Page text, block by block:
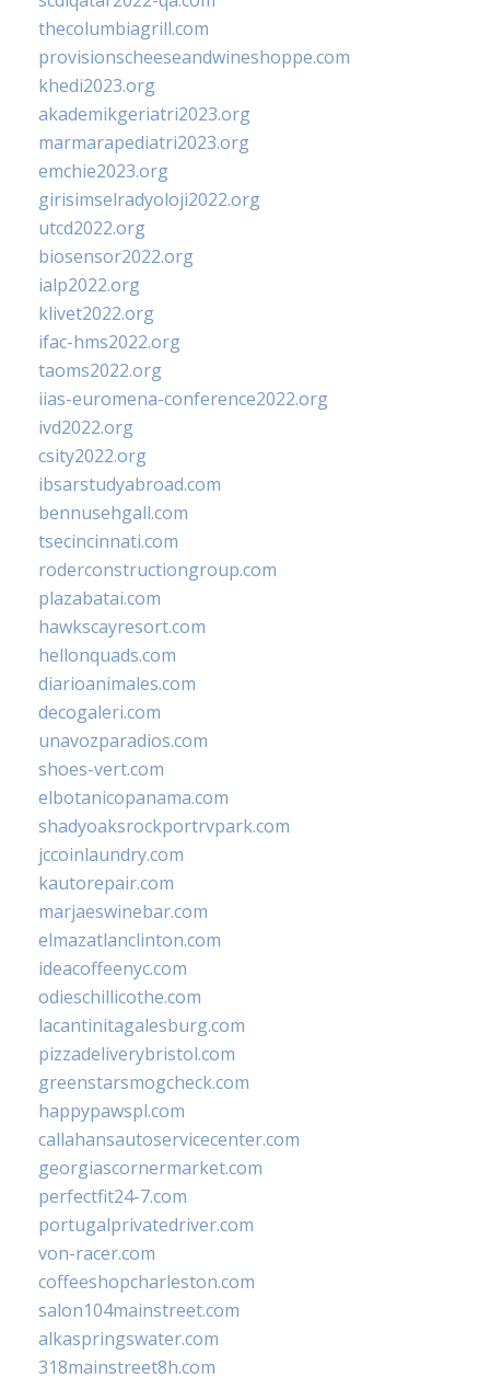
thecolumbiagrill.com
provisionscheeseandwineshoppe.com
khedi2023.org
akademikgeriatri2023.org
marmarapediatri2023.org
emchie2023.org
girisimselradyoloji2022.org
utcd2022.org
biosensor2022.org
ialp2022.org
klivet2022.org
ifac-hms2022.org
taoms2022.org
iias-euromena-conference2022.org
ivd2022.org
csity2022.org
ibsarstudyabroad.com
bennusehgall.com
tsecincinnati.com
roderconstructiongroup.com
plazabatai.com
hawkscayresort.com
hellonquads.com
diarioanimales.com
decogaleri.com
unavozparadios.com
shoes-vert.com
elbotanicopanama.com
shadyoaksrockportrvpark.com
jccoinlaundry.com
kautorepair.com
marjaeswinebar.com
elmazatlanclinton.com
ideacoffeenyc.com
odieschillicothe.com
lacantinitagalesburg.com
pizzadeliverybristol.com
greenstarsmogcheck.com
happypawspl.com
callahansautoservicecenter.com
georgiascornermarket.com
perfectfit24-7.com
portugalprivatedriver.com
von-racer.com
coffeeshopcharleston.com
salon104mainstreet.com
alkaspringswater.com
318mainstreet8h.com